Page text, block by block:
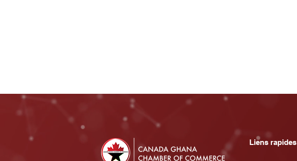
Liens rapides